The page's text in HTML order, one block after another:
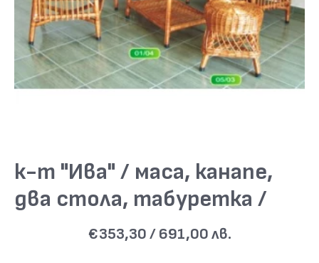
к-т "Ива" / маса, канапе,
два стола, табуретка /
€353,30 / 691,00 лв.